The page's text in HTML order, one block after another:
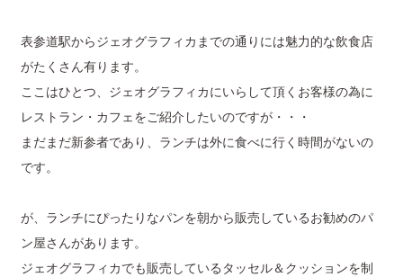
表参道駅からジェオグラフィカまでの通りには魅力的な飲食店
がたくさん有ります。
ここはひとつ、ジェオグラフィカにいらして頂くお客様の為に
レストラン・カフェをご紹介したいのですが・・・
まだまだ新参者であり、ランチは外に食べに行く時間がないの
です。
が、ランチにぴったりなパンを朝から販売しているお勧めのパ
ン屋さんがあります。
ジェオグラフィカでも販売しているタッセル＆クッションを制